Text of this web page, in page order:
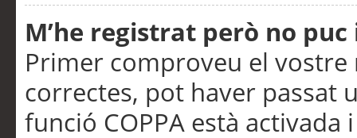
M’he registrat però no
Primer comproveu el vostre
correctes, pot haver passat
funció COPPA està